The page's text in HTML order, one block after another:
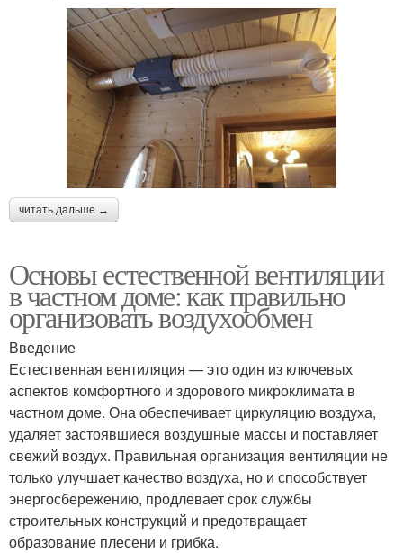
читать дальше →
Основы естественной вентиляции
в частном доме: как правильно
организовать воздухообмен
Введение
Естественная вентиляция — это один из ключевых
аспектов комфортного и здорового микроклимата в
частном доме. Она обеспечивает циркуляцию воздуха,
удаляет застоявшиеся воздушные массы и поставляет
свежий воздух. Правильная организация вентиляции не
только улучшает качество воздуха, но и способствует
энергосбережению, продлевает срок службы
строительных конструкций и предотвращает
образование плесени и грибка.